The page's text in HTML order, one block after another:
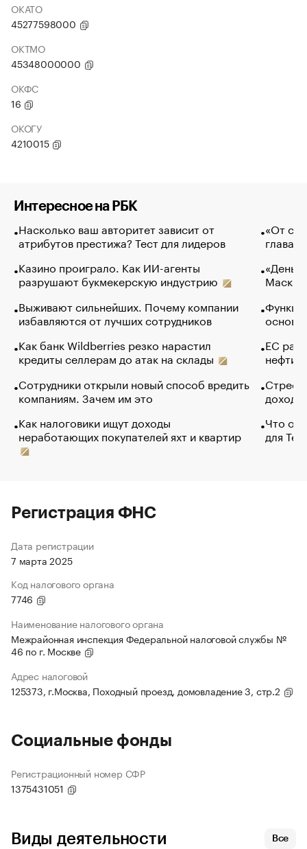
ОКАТО
45277598000
ОКТМО
45348000000
ОКФС
16
ОКОГУ
4210015
Интересное на РБК
Насколько ваш авторитет зависит от
атрибутов престижа? Тест для лидеров
Казино проиграло. Как ИИ-агенты
разрушают букмекерскую индустрию
Выживают сильнейших. Почему компании
избавляются от лучших сотрудников
Как банк Wildberries резко нарастил
кредиты селлерам до атак на склады
Сотрудники открыли новый способ вредить
компаниям. Зачем им это
Как налоговики ищут доходы
неработающих покупателей яхт и квартир
«От
глава
Маск в
основ
ЕС
нефти
Что
для
Регистрация ФНС
Дата регистрации
7 марта 2025
Код налогового органа
7746
Наименование налогового органа
Межрайонная инспекция Федеральной налоговой службы №
46 по г. Москве
Адрес налоговой
125373, г.Москва, Походный проезд, домовладение 3, стр.2
Социальные фонды
Регистрационный номер СФР
1375431051
Виды деятельности Все